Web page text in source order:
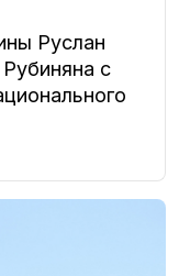
Руслан
с